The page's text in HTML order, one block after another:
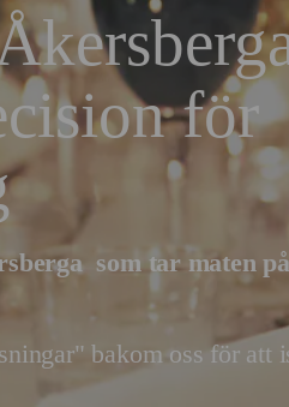
för
som tar maten
bakom oss för att